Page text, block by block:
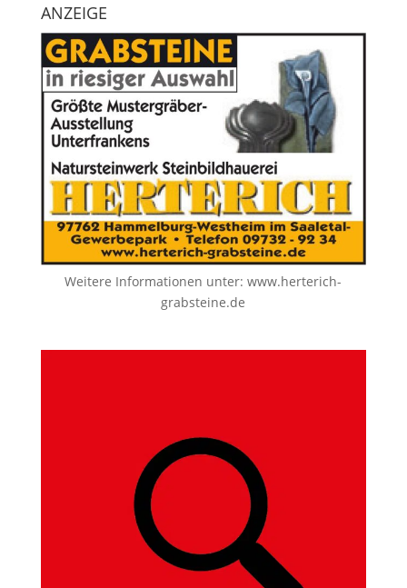
ANZEIGE
Weitere Informationen unter:www.herterich-
grabsteine.de